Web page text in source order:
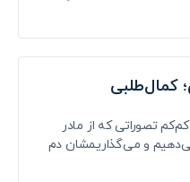
کمال‌طلبی
تصوراتی که از مادر
و می‌گذاریمشان دم